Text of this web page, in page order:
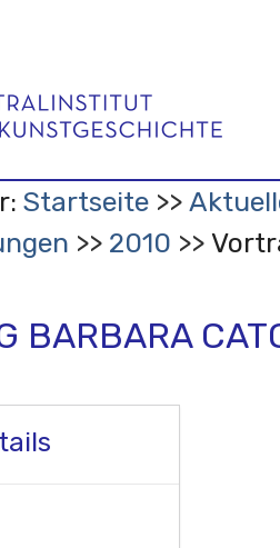
Startseite
2010
BARBARA